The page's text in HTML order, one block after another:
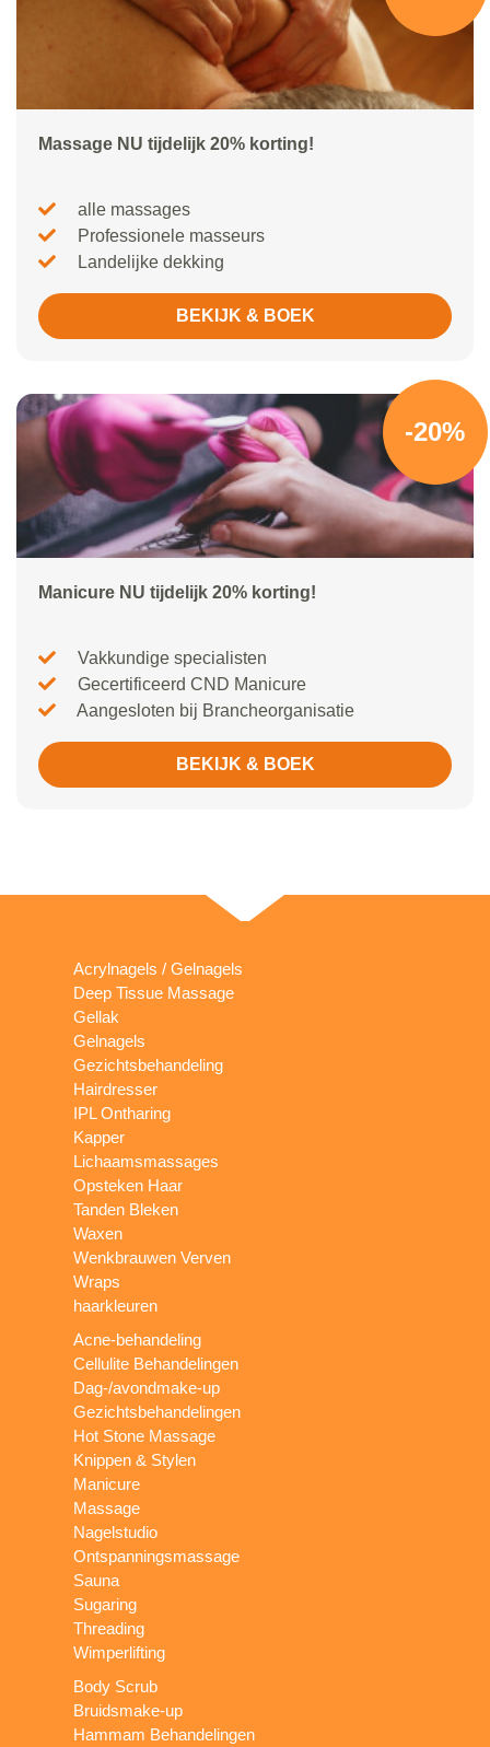
Massage NU tijdelijk 20% korting!
alle massages
Professionele masseurs
Landelijke dekking
BEKIJK & BOEK
-20%
Manicure NU tijdelijk 20% korting!
Vakkundige specialisten
Gecertificeerd CND Manicure
Aangesloten bij Brancheorganisatie
BEKIJK & BOEK
Acrylnagels / Gelnagels
Deep Tissue Massage
Gellak
Gelnagels
Gezichtsbehandeling
Hairdresser
IPL Ontharing
Kapper
Lichaamsmassages
Opsteken Haar
Tanden Bleken
Waxen
Wenkbrauwen Verven
Wraps
haarkleuren
Acne-behandeling
Cellulite Behandelingen
Dag-/avondmake-up
Gezichtsbehandelingen
Hot Stone Massage
Knippen & Stylen
Manicure
Massage
Nagelstudio
Ontspanningsmassage
Sauna
Sugaring
Threading
Wimperlifting
Body Scrub
Bruidsmake-up
Hammam Behandelingen